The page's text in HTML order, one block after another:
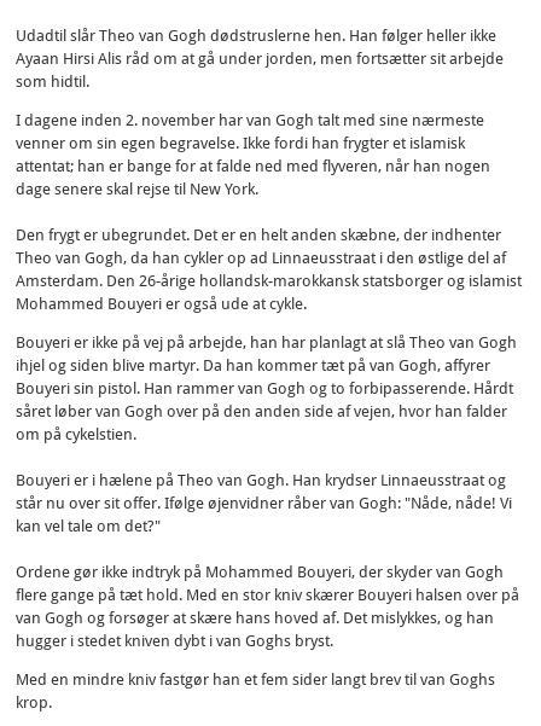
Udadtil slår Theo van Gogh dødstruslerne hen. Han følger heller ikke
Ayaan Hirsi Alis råd om at gå under jorden, men fortsætter sit arbejde
som hidtil.
I dagene inden 2. november har van Gogh talt med sine nærmeste
venner om sin egen begravelse. Ikke fordi han frygter et islamisk
attentat; han er bange for at falde ned med flyveren, når han nogen
dage senere skal rejse til New York.
Den frygt er ubegrundet. Det er en helt anden skæbne, der indhenter
Theo van Gogh, da han cykler op ad Linnaeusstraat i den østlige del af
Amsterdam. Den 26-årige hollandsk-marokkansk statsborger og islamist
Mohammed Bouyeri er også ude at cykle.
Bouyeri er ikke på vej på arbejde, han har planlagt at slå Theo van Gogh
ihjel og siden blive martyr. Da han kommer tæt på van Gogh, affyrer
Bouyeri sin pistol. Han rammer van Gogh og to forbipasserende. Hårdt
såret løber van Gogh over på den anden side af vejen, hvor han falder
om på cykelstien.
Bouyeri er i hælene på Theo van Gogh. Han krydser Linnaeusstraat og
står nu over sit offer. Ifølge øjenvidner råber van Gogh: "Nåde, nåde! Vi
kan vel tale om det?"
Ordene gør ikke indtryk på Mohammed Bouyeri, der skyder van Gogh
flere gange på tæt hold. Med en stor kniv skærer Bouyeri halsen over på
van Gogh og forsøger at skære hans hoved af. Det mislykkes, og han
hugger i stedet kniven dybt i van Goghs bryst.
Med en mindre kniv fastgør han et fem sider langt brev til van Goghs
krop.